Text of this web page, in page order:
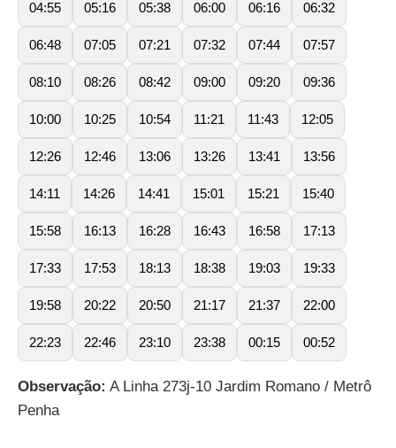
04:55 05:16 05:38 06:00 06:16 06:32
06:48 07:05 07:21 07:32 07:44 07:57
08:10 08:26 08:42 09:00 09:20 09:36
10:00 10:25 10:54 11:21 11:43 12:05
12:26 12:46 13:06 13:26 13:41 13:56
14:11 14:26 14:41 15:01 15:21 15:40
15:58 16:13 16:28 16:43 16:58 17:13
17:33 17:53 18:13 18:38 19:03 19:33
19:58 20:22 20:50 21:17 21:37 22:00
22:23 22:46 23:10 23:38 00:15 00:52
Observação: A Linha 273j-10 Jardim Romano / Metrô
Penha